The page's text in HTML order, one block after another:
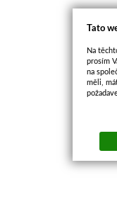
Tato
Na
prosím
na
měli,